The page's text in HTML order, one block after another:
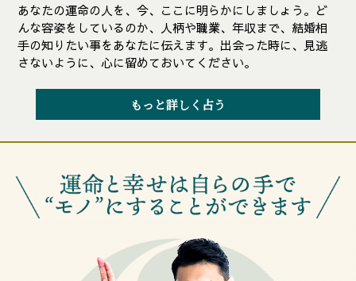
あなたの運命の人を、今、ここに明らかにしましょう。ど
んな容姿をしているのか、人柄や職業、年収まで、結婚相
手の知りたい事をあなたに伝えます。出会った時に、見逃
さないように、心に留めておいてください。
もっと詳しく占う